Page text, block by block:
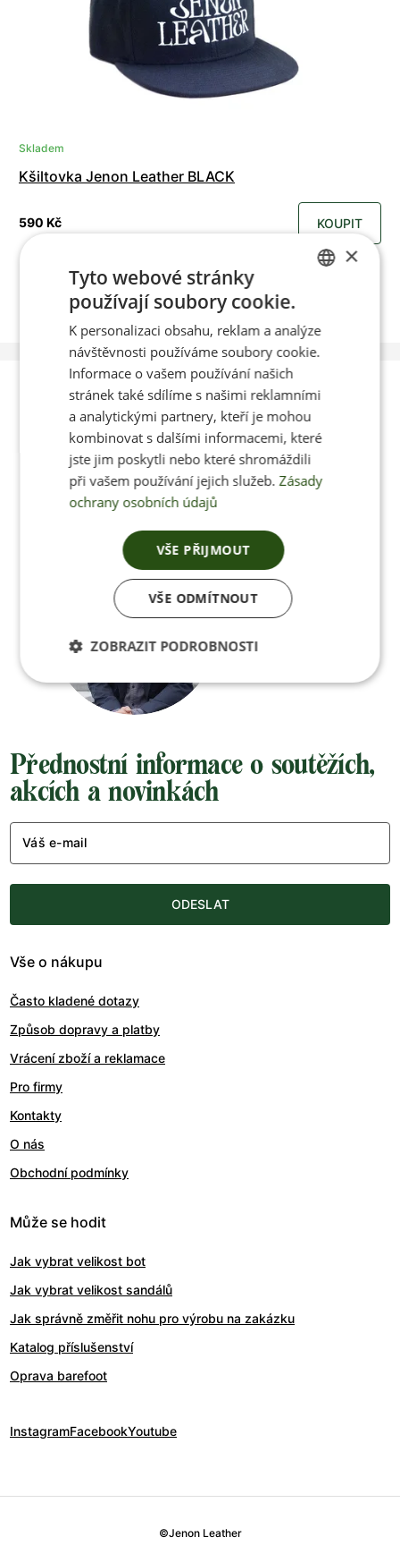
Skladem
Kšiltovka Jenon Leather BLACK
590 Kč KOUPIT
Poradíme vám s
výběrem
Po-Pá 8:00 – 17:00
Jan Pančocha
+420 770 669 100
Přednostní informace o soutěžích,
akcích a novinkách
Váš e-mail
ODESLAT
Vše o nákupu
Často kladené dotazy
Způsob dopravy a platby
Vrácení zboží a reklamace
Pro firmy
Kontakty
O nás
Obchodní podmínky
Může se hodit
Jak vybrat velikost bot
Jak vybrat velikost sandálů
Jak správně změřit nohu pro výrobu na zakázku
Katalog příslušenství
Oprava barefoot
InstagramFacebookYoutube
©Jenon Leather
ENGLISH
×
Tyto webové stránky
používají soubory cookie.
K personalizaci obsahu, reklam a analýze
návštěvnosti používáme soubory cookie.
Informace o vašem používání našich
stránek také sdílíme s našimi reklamními
a analytickými partnery, kteří je mohou
kombinovat s dalšími informacemi, které
jste jim poskytli nebo které shromáždili
při vašem používání jejich služeb. Zásady
ochrany osobních údajů
VŠE PŘIJMOUT
VŠE ODMÍTNOUT
ZOBRAZIT PODROBNOSTI